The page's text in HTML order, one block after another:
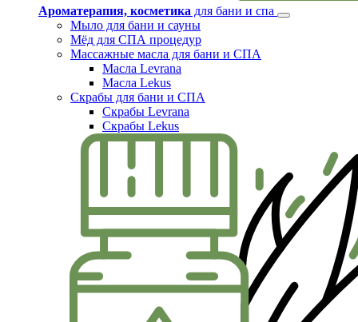
Ароматерапия, косметика для бани и спа
Мыло для бани и сауны
Мёд для СПА процедур
Массажные масла для бани и СПА
Масла Levrana
Масла Lekus
Скрабы для бани и СПА
Скрабы Levrana
Скрабы Lekus